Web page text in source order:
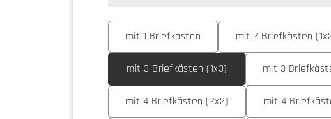
Ausführungauswählen
mit 1 Briefkasten mit 2 Briefkästen
mit 3 Briefkästen (1x3) mit 3
mit 4 Briefkästen (2x2) mit 4